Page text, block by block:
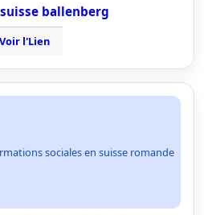
ballenberg
Voir l'Lien
sociales en suisse romande